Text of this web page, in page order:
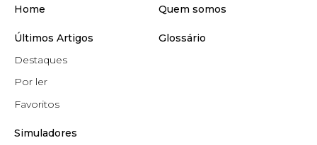
Home Quem somos
Últimos Artigos
Destaques
Por ler
Favoritos
Glossário
Simuladores